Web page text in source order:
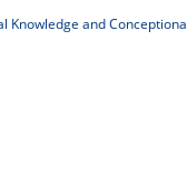
Knowledge and